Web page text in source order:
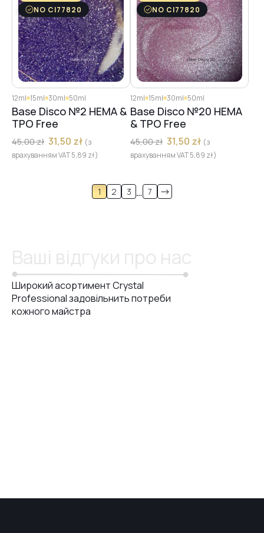
NO CI77820
12ml 15ml 30ml 50ml
Base Disco №2 HEMA &
TPO Free
45,00zł 31,50 zł (з
врахуванням VAT5,89 zł)
NO CI77820
12ml 15ml 30ml 50ml
Base Disco №20 HEMA
& TPO Free
45,00zł 31,50 zł (з
врахуванням VAT5,89 zł)
1 2 3 … 7
Широкий асортимент Crystal
Professional задовільнить потреби
кожного майстра